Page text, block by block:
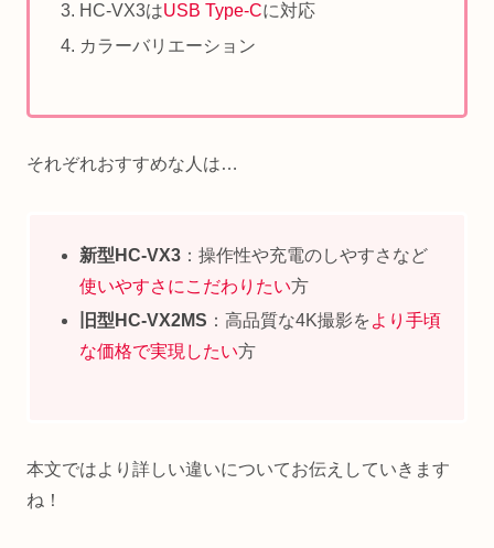
HC-VX3はUSB Type-Cに対応
カラーバリエーション
それぞれおすすめな人は…
新型HC-VX3 ：操作性や充電のしやすさなど
使いやすさにこだわりたい方
旧型HC-VX2MS ：高品質な4K撮影をより手頃
な価格で実現したい方
本文ではより詳しい違いについてお伝えしていきます
ね！